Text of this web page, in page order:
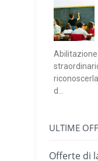
d...
ULTIME
Offerte di